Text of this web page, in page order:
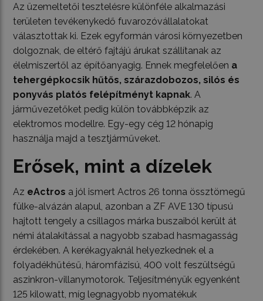
Az üzemeltetői tesztelésre különféle alkalmazási
területen tevékenykedő fuvarozóvállalatokat
választottak ki. Ezek egyformán városi környezetben
dolgoznak, de eltérő fajtájú árukat szállítanak az
élelmiszertől az építőanyagig. Ennek megfelelően a
tehergépkocsik hűtős, szárazdobozos, silós és
ponyvás platós felépítményt kapnak. A
járművezetőket pedig külön továbbképzik az
elektromos modellre. Egy-egy cég 12 hónapig
használja majd a tesztjárműveket.
Erősek, mint a dízelek
Az eActros a jól ismert Actros 26 tonna össztömegű
fülke-alvázán alapul, azonban a ZF AVE 130 típusú
hajtott tengely a csillagos márka buszaiból került át
némi átalakítással a nagyobb szabad hasmagasság
érdekében. A kerékagyaknál helyezkednek el a
folyadékhűtésű, háromfázisú, 400 volt feszültségű
aszinkron-villanymotorok. Teljesítményük egyenként
125 kilowatt, míg legnagyobb nyomatékuk